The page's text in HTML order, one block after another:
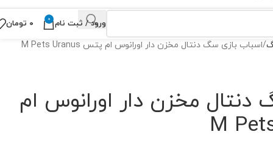
ورود / ثبت نام 0 ۰ تومان
اسباب بازی سگ دنتال مخزن دار اورانوس ام پتس M Pets Uranus
مخزن دار اورانوس ام